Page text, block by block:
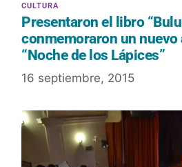
Presentaron el libro
conmemoraron un nuevo
“Noche de los Lápices”
16 septiembre, 2015